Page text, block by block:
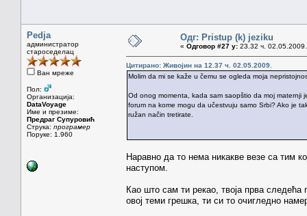
Pedja
администратор
староседелац
Ван мреже
Пол:
Организација:
DataVoyage
Име и презиме:
Предраг Супуровић
Струка: програмер
Поруке: 1.960
Одг: Pristup (k) jeziku
« Одговор #27 у: 23.32 ч.
Цитирано: Живојин на 12.37 ч. 02.05.2009.
Molim da mi se kaže u čemu se ogleda moja
Od onog momenta, kada sam saopštio da moj maternji
forum na kome mogu da učestvuju samo Srbi? Ako je
ružan način tretirate.
Наравно да то нема никакве везе са тим
наступом.
Као што сам ти рекао, твоја прва
овој теми грешка, ти си то очигледно